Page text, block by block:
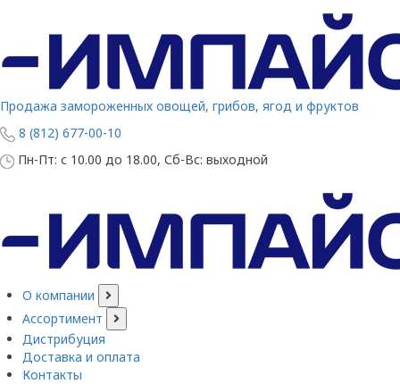
Продажа замороженных овощей, грибов, ягод и фруктов
8 (812) 677-00-10
Пн-Пт: с 10.00 до 18.00, Сб-Вс: выходной
О компании
Ассортимент
Дистрибуция
Доставка и оплата
Контакты